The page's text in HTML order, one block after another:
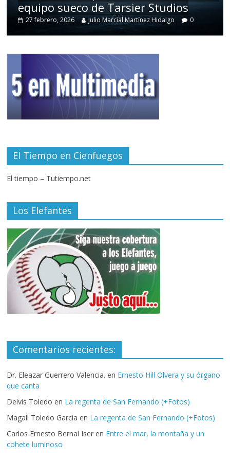
equipo sueco de Tarsier Studios
27 febrero, 2026 Julio Marcial Martínez Hidalgo 0
El Tiempo en Cienfuegos
El tiempo – Tutiempo.net
Los Elefantes
Comentarios recientes:
Dr. Eleazar Guerrero Valencia. en Ernesto Hill Olvera y su órgano
que canta
Delvis Toledo en La regenta de San Fernando (+Fotos)
Magali Toledo Garcia en La regenta de San Fernando (+Fotos)
Carlos Ernesto Bernal Iser en Entre el mar, la montaña y un
cohete luminoso